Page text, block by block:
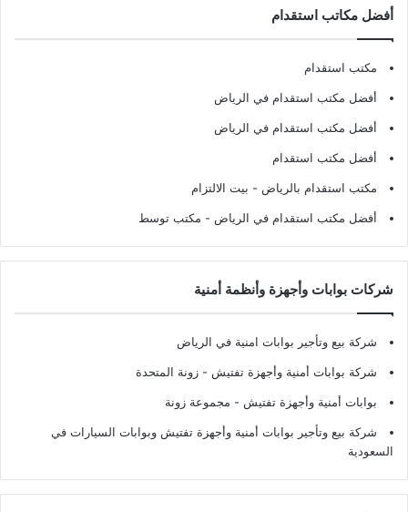
أفضل مكاتب استقدام
مكتب استقدام
أفضل مكتب استقدام في الرياض
أفضل مكتب استقدام في الرياض
أفضل مكتب استقدام
مكتب استقدام بالرياض - بيت الالتزام
أفضل مكتب استقدام في الرياض - مكتب توسط
شركات بوابات وأجهزة وأنظمة أمنية
شركة بيع وتأجير بوابات امنية في الرياض
شركة بوابات أمنية وأجهزة تفتيش - زونة المتحدة
بوابات أمنية وأجهزة تفتيش - مجموعة زونة
شركة بيع وتأجير بوابات أمنية وأجهزة تفتيش وبوابات السيارات في
السعودية